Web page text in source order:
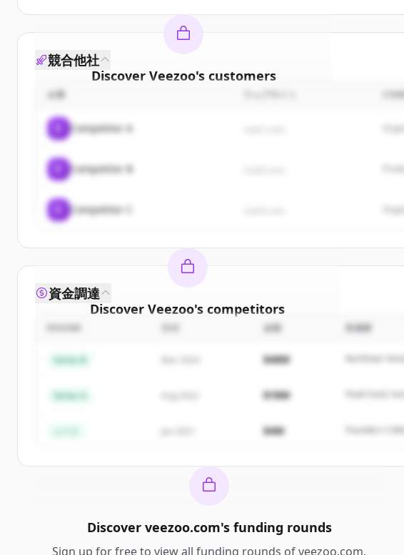
Discover Veezoo's customers
Sign up for free to view all customers ofVeezoo
New accounts include trial credits to get started.
競合他社
企業
Competitor A
Competitor B
Competitor C
Discover Veezoo's competitors
Sign up for free to view all ofVeezoo
New accounts include trial credits to get started.
資金調達
金額 投資家
Series B $48M Northstar
Series A $18M Peak Fund,
$4M Founders
Discover veezoo.com's funding rounds
Sign up for free to view all funding rounds ofveezoo.com.